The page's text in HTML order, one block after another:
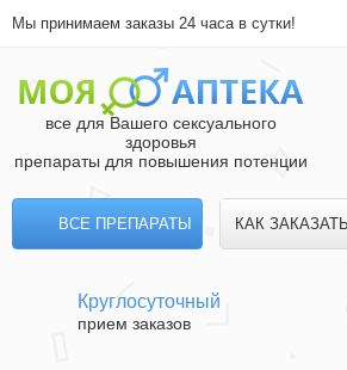
Мы принимаем заказы 24 часа в сутки!
все для Вашего сексуального
здоровья
препараты для повышения потенции
ВСЕ ПРЕПАРАТЫ КАК ЗАКАЗАТЬ
Круглосуточный
прием заказов